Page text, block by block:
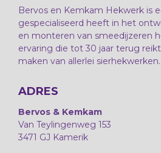
Bervos en Kemkam Hekwerk is
gespecialiseerd heeft in het
en monteren van smeedijzeren
ervaring die tot 30 jaar terug
maken van allerlei sierhekwerken.
ADRES
Bervos & Kemkam
Van Teylingenweg 153
3471 GJ Kamerik